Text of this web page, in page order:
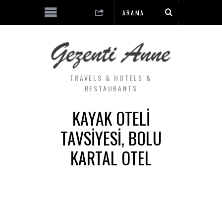
TRAVELS & HOTELS &
RESTAURANTS
KAYAK OTELI
TAVSIYESI, BOLU
KARTAL OTEL